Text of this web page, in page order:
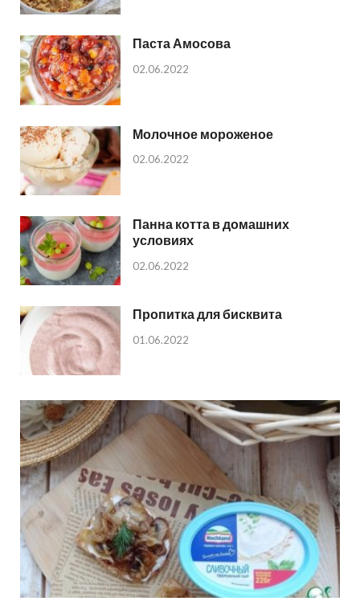
Паста Амосова
02.06.2022
Молочное мороженое
02.06.2022
Панна котта в домашних
условиях
02.06.2022
Пропитка для бисквита
01.06.2022